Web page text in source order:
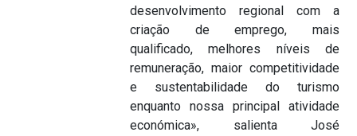
desenvolvimento regional com a
criação de emprego, mais
qualificado, melhores níveis de
remuneração, maior competitividade
e sustentabilidade do turismo
enquanto nossa principal atividade
económica», salienta José